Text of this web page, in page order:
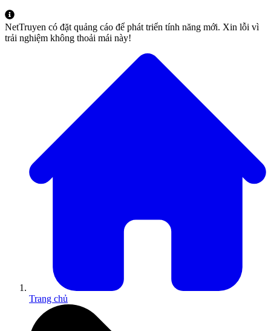
NetTruyen có đặt quảng cáo để phát triển tính năng mới. Xin lỗi vì
trải nghiệm không thoải mái này!
Trang chủ